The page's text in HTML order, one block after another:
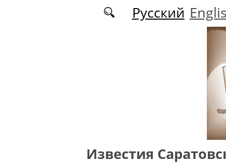
Перейти к основному содержаниюРусский
Известия